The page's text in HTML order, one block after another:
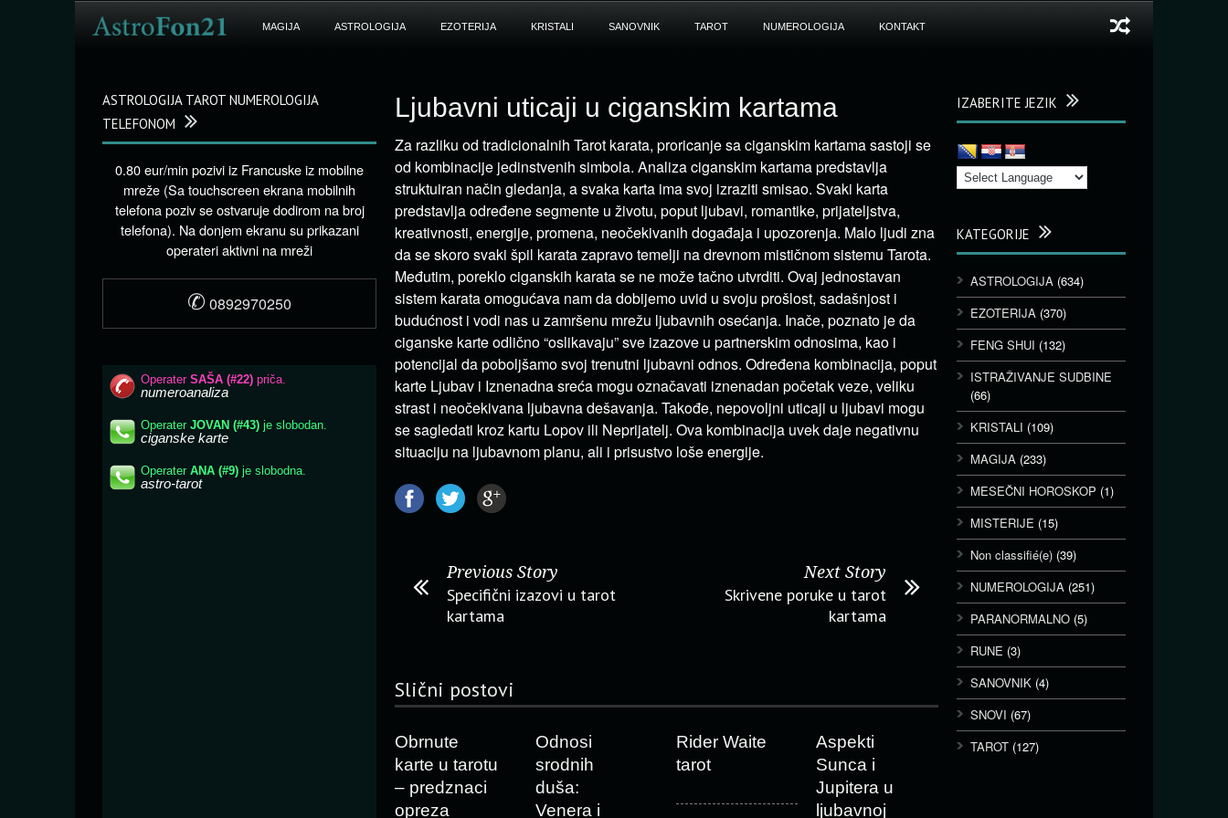
MAGIJA ASTROLOGIJA EZOTERIJA KRISTALI SANOVNIK TAROT NUMEROLOGIJA KONTAKT
Ljubavni uticaji u ciganskim kartama
Za razliku od tradicionalnih Tarot karata, proricanje sa ciganskim kartama sastoji se
od kombinacije jedinstvenih simbola. Analiza ciganskim kartama predstavlja
struktuiran način gledanja, a svaka karta ima svoj izraziti smisao. Svaki karta
predstavlja određene segmente u životu, poput ljubavi, romantike, prijateljstva,
kreativnosti, energije, promena, neočekivanih događaja i upozorenja. Malo ljudi zna
da se skoro svaki špil karata zapravo temelji na drevnom mističnom sistemu Tarota.
Međutim, poreklo ciganskih karata se ne može tačno utvrditi. Ovaj jednostavan
sistem karata omogućava nam da dobijemo uvid u svoju prošlost, sadašnjost i
budućnost i vodi nas u zamršenu mrežu ljubavnih osećanja. Inače, poznato je da
ciganske karte odlično “oslikavaju” sve izazove u partnerskim odnosima, kao i
potencijal da poboljšamo svoj trenutni ljubavni odnos. Određena kombinacija, poput
karte Ljubav i Iznenadna sreća mogu označavati iznenadan početak veze, veliku
strast i neočekivana ljubavna dešavanja. Takođe, nepovoljni uticaji u ljubavi mogu
se sagledati kroz kartu Lopov ili Neprijatelj. Ova kombinacija uvek daje negativnu
situaciju na ljubavnom planu, ali i prisustvo loše energije.
Previous Story
Specifični izazovi u tarot
kartama
Next Story
Skrivene poruke u tarot
kartama
Slični postovi
Obrnute
karte u tarotu
– predznaci
opreza
Odnosi
srodnih
duša:
Venera i
Rider Waite
tarot
Aspekti
Sunca i
Jupitera u
ljubavnoj
IZABERITE JEZIK
KATEGORIJE
ASTROLOGIJA (634)
EZOTERIJA (370)
FENG SHUI (132)
ISTRAŽIVANJE SUDBINE
(66)
KRISTALI (109)
MAGIJA (233)
MESEČNI HOROSKOP (1)
MISTERIJE (15)
Non classifié(e) (39)
NUMEROLOGIJA (251)
PARANORMALNO (5)
RUNE (3)
SANOVNIK (4)
SNOVI (67)
TAROT (127)
ASTROLOGIJA TAROT NUMEROLOGIJA
TELEFONOM
0.80 eur/min pozivi iz Francuske iz mobilne
mreže (Sa touchscreen ekrana mobilnih
telefona poziv se ostvaruje dodirom na broj
telefona). Na donjem ekranu su prikazani
operateri aktivni na mreži
✆ 0892970250